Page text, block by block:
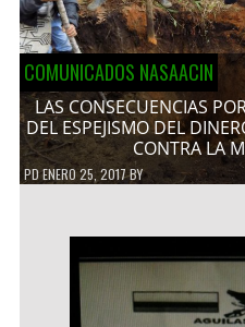
COMUNICADOS NASAACIN
LAS CONSECUENCIAS
DEL ESPEJISMO DEL
CONTRA LA
PDENERO 25, 2017BY